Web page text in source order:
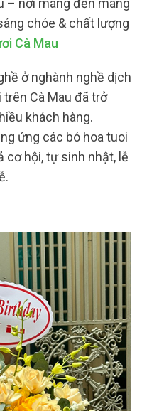
– nơi mang đến mang
chóe & chất lượng
Cà Mau
ở nghành nghề dịch
Cà Mau đã trở
khách hàng.
ứng các bó hoa tuoi
cơ hội, tự sinh nhật, lễ